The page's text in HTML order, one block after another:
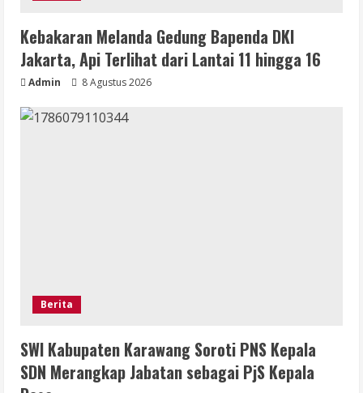
Kebakaran Melanda Gedung Bapenda DKI
Jakarta, Api Terlihat dari Lantai 11 hingga 16
Admin 8 Agustus 2026
Berita
SWI Kabupaten Karawang Soroti PNS Kepala
SDN Merangkap Jabatan sebagai PjS Kepala